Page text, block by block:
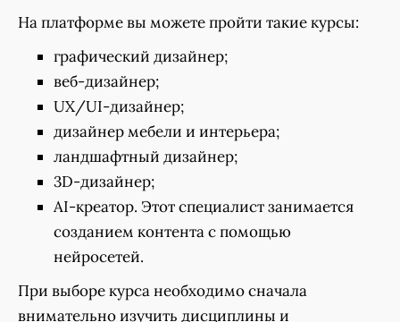
На платформе вы можете пройти такие курсы:
графический дизайнер;
веб-дизайнер;
UX/UI-дизайнер;
дизайнер мебели и интерьера;
ландшафтный дизайнер;
3D-дизайнер;
AI-креатор. Этот специалист занимается
созданием контента с помощью
нейросетей.
При выборе курса необходимо сначала
внимательно изучить дисциплины и